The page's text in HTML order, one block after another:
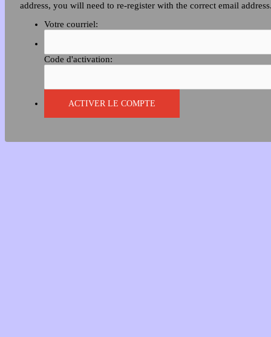
address, you will need to re-register with the correct email
Votre courriel:
Code d'activation: